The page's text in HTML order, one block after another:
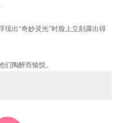
现出“奇妙灵光”时脸上立刻露出得
陶醉而愉悦。